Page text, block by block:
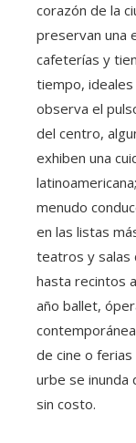
corazón de la
preservan una
cafeterías y
tiempo,
observa el
del centro,
exhiben una
menudo
en las listas
teatros y salas
hasta recintos
año ballet,
de cine o
urbe se inunda
sin costo.